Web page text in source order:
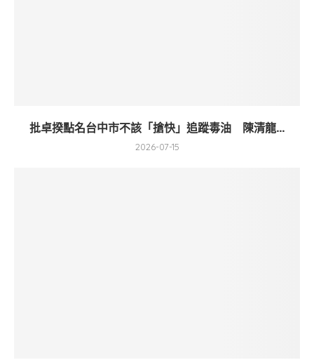
批卓揆點名台中市不該「搶快」追蹤毒油 陳清龍...
2026-07-15